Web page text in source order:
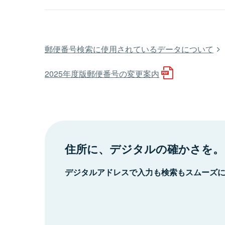
郵便番号検索に使用されているデータについて
2025年度版郵便番号の変更案内
住所に、デジタルの確かさを。
デジタルアドレスで入力も検索もスムーズ